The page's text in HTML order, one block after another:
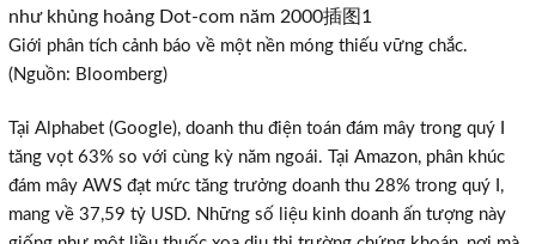
×
Giới phân tích cảnh báo về một nền móng thiếu vững chắc.
(Nguồn: Bloomberg)
Tại Alphabet (Google), doanh thu điện toán đám mây trong quý I
tăng vọt 63% so với cùng kỳ năm ngoái. Tại Amazon, phân khúc
đám mây AWS đạt mức tăng trưởng doanh thu 28% trong quý I,
mang về 37,59 tỷ USD. Những số liệu kinh doanh ấn tượng này